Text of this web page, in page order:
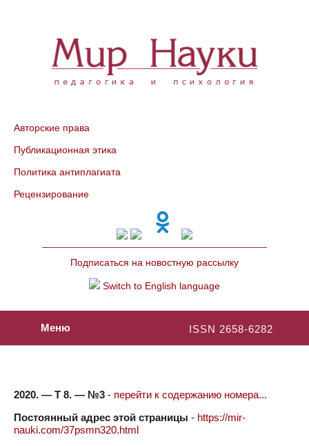
Авторские права
Публикационная этика
Политика антиплагиата
Рецензирование
Подписаться на новостную рассылку
Switch to English language
ISSN 2658-6282
Меню
2020. — Т 8. — №3 - перейти к содержанию номера...
Постоянный адрес этой страницы - https://mir-
nauki.com/37psmn320.html